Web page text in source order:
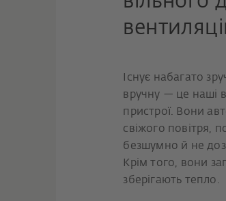
Існує набагато
вручну — це наші
пристрої. Вони
свіжого повітря,
безшумно й не
Крім того, вони
зберігають тепло.